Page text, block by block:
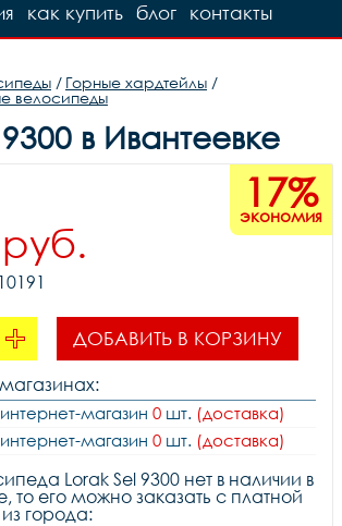
контакты
блог
как купить
/ Горные хардтейлы /
велосипеды
в Ивантеевке
17%
экономия
ДОБАВИТЬ В КОРЗИНУ
магазин 0 шт. (доставка)
магазин 0 шт. (доставка)
Lorak Sel 9300 нет в наличии в
то его можно заказать с платной
города: